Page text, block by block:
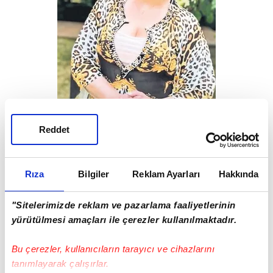
Rıza Bilgiler Reklam Ayarları Hakkında
"Sitelerimizde reklam ve pazarlama faaliyetlerinin
yürütülmesi amaçları ile çerezler kullanılmaktadır.
Bu çerezler, kullanıcıların tarayıcı ve cihazlarını
tanımlayarak çalışırlar.
Reddet
'DERNEĞİN MUHASEBE
İŞLERİNİ BEN
YÜRÜTMEDİM'